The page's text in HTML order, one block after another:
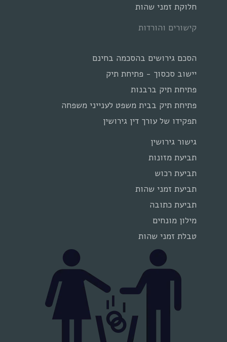
חלוקת זמני שהות
קישורים והורדות
הסכם גירושים בהסכמה בחינם
יישוב סכסוך - פתיחת תיק
פתיחת תיק ברבנות
פתיחת תיק בבית משפט לענייני משפחה
תפקידו של עורך דין גירושין
גישור גירושין
תביעת מזונות
תביעת רכוש
תביעת זמני שהות
תביעת כתובה
מילון מונחים
טבלת זמני שהות